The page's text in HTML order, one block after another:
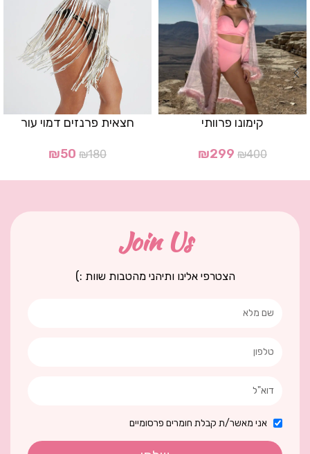
קימונו פרוותי
₪400
₪299
חצאית פרנזים דמוי עור
₪180
₪50
Join Us
הצטרפי אלינו ותיהני מהטבות שוות :)
אני מאשר/ת קבלת חומרים פרסומיים